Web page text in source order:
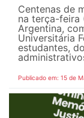
Centenas de
na terça-feira
Argentina,
Universitária
estudantes,
Publicado em: 15 de